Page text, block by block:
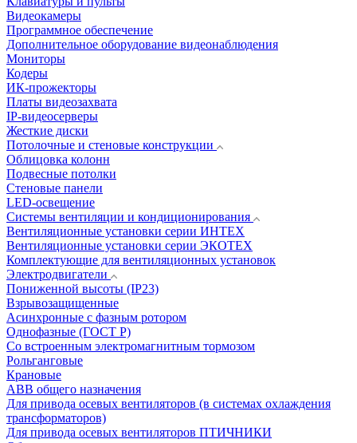
Видеокамеры
Программное обеспечение
Дополнительное оборудование видеонаблюдения
Мониторы
Кодеры
ИК-прожекторы
Платы видеозахвата
IP-видеосерверы
Жесткие диски
Потолочные и стеновые конструкции
Облицовка колонн
Подвесные потолки
Стеновые панели
LED-освещение
Системы вентиляции и кондиционирования
Вентиляционные установки серии ИНТЕХ
Вентиляционные установки серии ЭКОТЕХ
Комплектующие для вентиляционных установок
Электродвигатели
Пониженной высоты (IP23)
Взрывозащищенные
Асинхронные с фазным ротором
Однофазные (ГОСТ Р)
Со встроенным электромагнитным тормозом
Рольганговые
Крановые
АВВ общего назначения
Для привода осевых вентиляторов (в системах охлаждения
трансформаторов)
Для привода осевых вентиляторов ПТИЧНИКИ